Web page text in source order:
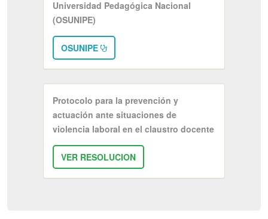
Universidad Pedagógica Nacional
(OSUNIPE)
OSUNIPE
Protocolo para la prevención y
actuación ante situaciones de
violencia laboral en el claustro docente
VER RESOLUCION